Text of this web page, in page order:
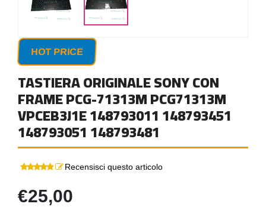
HOT PRICE
TASTIERA ORIGINALE SONY CON
FRAME PCG-71313M PCG71313M
VPCEB3J1E 148793011 148793451
148793051 148793481
Recensisci questo articolo
€25,00